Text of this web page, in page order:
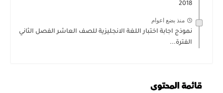
2018
منذ بضع اعوام
نموذج اجابة اختبار اللغة الانجليزية للصف العاشر الفصل الثاني
الفترة...